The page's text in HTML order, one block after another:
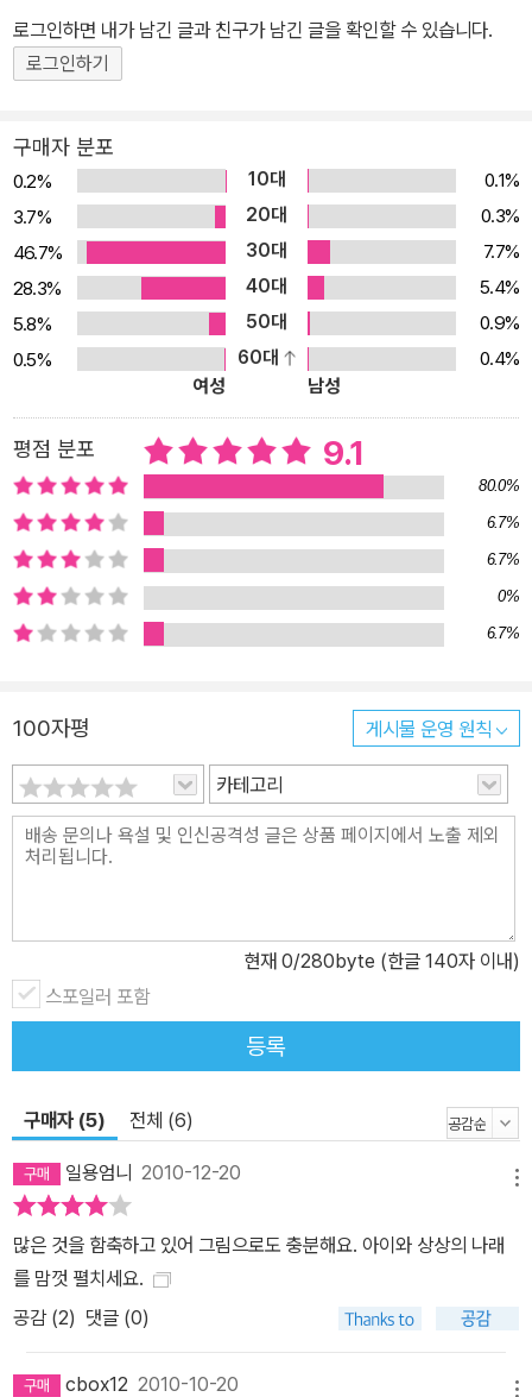
로그인하면 내가 남긴 글과 친구가 남긴 글을 확인할 수 있습니다.
로그인하기
구매자 분포
0.2% 10대
0.1%
3.7%
20대
0.3%
46.7%
30대
7.7%
28.3%
40대
5.4%
5.8%
50대
0.9%
0.5%
60대
0.4%
여성
남성
평점 분포 9.1
80.0%
6.7%
6.7%
0%
6.7%
100자평 게시물 운영 원칙
카테고리
현재 0/280byte (한글 140자 이내)
스포일러 포함
등록
구매자 (5) 전체 (6)
일용엄니 2010-12-20
많은 것을 함축하고 있어 그림으로도 충분해요. 아이와 상상의 나래
를 맘껏 펼치세요.
공감 (2) 댓글 (0)
cbox12 2010-10-20